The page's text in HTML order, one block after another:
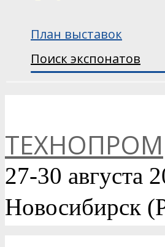
План выставок
Поиск экспонатов
ТЕХНОПРОМ
27-30 августа
Новосибирск